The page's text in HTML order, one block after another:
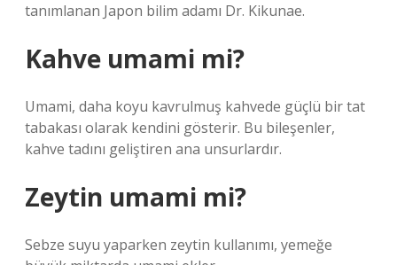
tanımlanan Japon bilim adamı Dr. Kikunae.
Kahve umami mi?
Umami, daha koyu kavrulmuş kahvede güçlü bir tat
tabakası olarak kendini gösterir. Bu bileşenler,
kahve tadını geliştiren ana unsurlardır.
Zeytin umami mi?
Sebze suyu yaparken zeytin kullanımı, yemeğe